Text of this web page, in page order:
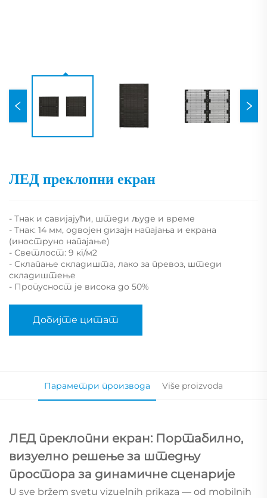
ЛЕД преклопни екран
- Тнак и савијајући, штеди људе и време
- Тнак: 14 мм, одвојен дизајн напајања и екрана
(иноструно напајање)
- Светлост: 9 кг/м2
- Склапање складишта, лако за превоз, штеди
складиштење
- Пропусност је висока до 50%
Добијте цитат
Параметри производа Više proizvoda
ЛЕД преклопни екран: Портабилно,
визуелно решење за штедњу
простора за динамичне сценарије
U sve bržem svetu vizuelnih prikaza — od mobilnih